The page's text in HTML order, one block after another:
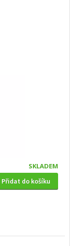
SKLADEM
Přidat do košíku